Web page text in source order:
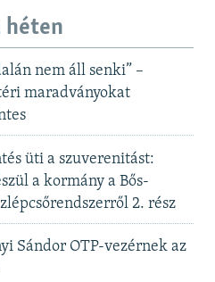
héten
nem áll senki” –
maradványokat
üti a szuverenitást:
a kormány a Bős-
2. rész
Sándor OTP-vezérnek az